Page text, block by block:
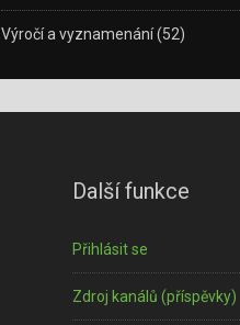
Výročí a vyznamenání(52)
Další funkce
Přihlásit se
Zdroj kanálů (příspěvky)